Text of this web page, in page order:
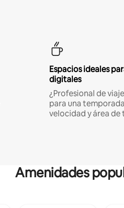
Espacios ideales
digitales
¿Profesional de
para una
velocidad y área de
Amenidades